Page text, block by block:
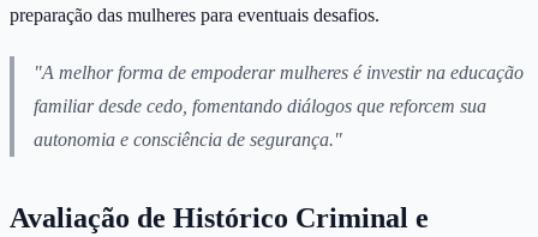
preparação das mulheres para eventuais desafios.
"A melhor forma de empoderar mulheres é investir na educação
familiar desde cedo, fomentando diálogos que reforcem sua
autonomia e consciência de segurança."
Avaliação de Histórico Criminal e